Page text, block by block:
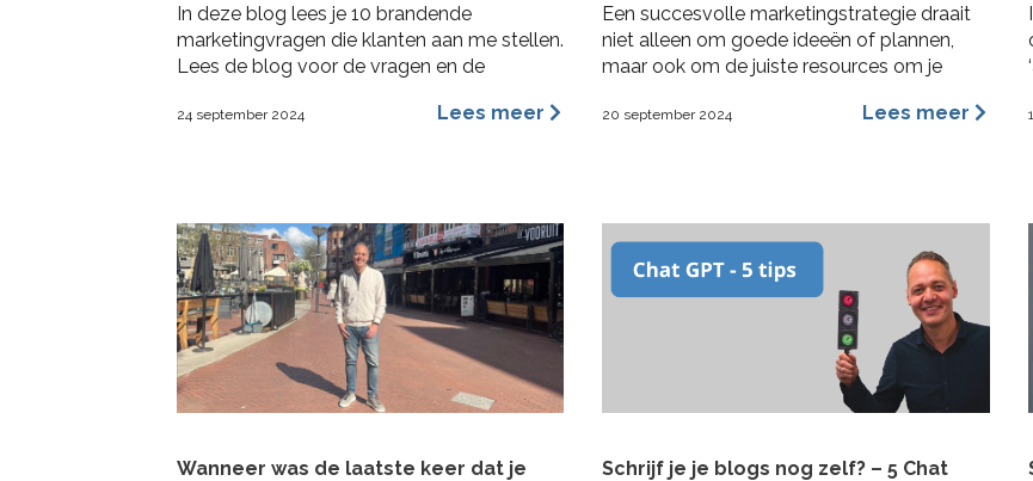
In deze blog lees je 10 brandende
marketingvragen die klanten aan me stellen.
Lees de blog voor de vragen en de
24 september 2024 Lees meer
Een succesvolle marketingstrategie draait
niet alleen om goede ideeën of plannen,
maar ook om de juiste resources om je
vooral voor MKB bedrijven, waar middelen
van je plan en de realisatie daarvan. Zo heb
je niet alleen een goed plan, maar kun je ook
de belofte intern maken dat je dit gaat
waarmaken!
20 september 2024 Lees meer
Wanneer was de laatste keer dat je
Schrijf je je blogs nog zelf? – 5 Chat